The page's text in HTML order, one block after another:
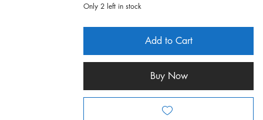
Only 2 left in stock
Add to Cart
Buy Now